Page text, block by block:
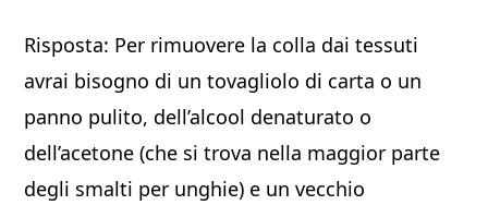
Risposta: Per rimuovere la colla dai tessuti
avrai bisogno di un tovagliolo di carta o un
panno pulito, dell’alcool denaturato o
dell’acetone (che si trova nella maggior parte
degli smalti per unghie) e un vecchio